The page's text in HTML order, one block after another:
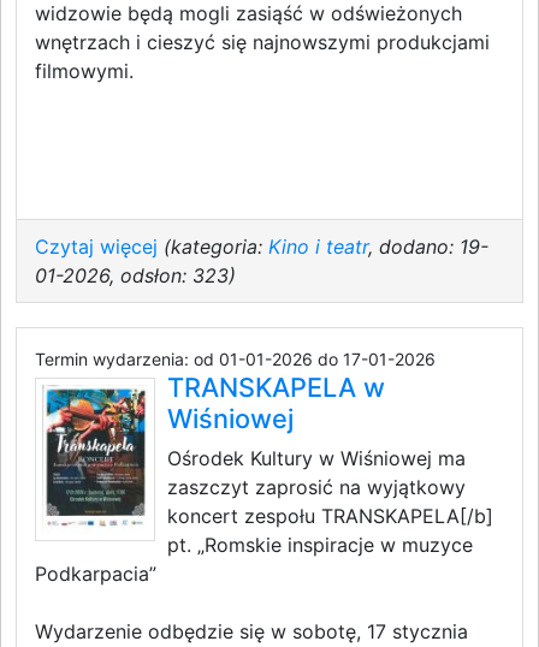
widzowie będą mogli zasiąść w odświeżonych
wnętrzach i cieszyć się najnowszymi produkcjami
filmowymi.
Czytaj więcej (kategoria: Kino i teatr, dodano: 19-
01-2026, odsłon: 323)
Termin wydarzenia: od 01-01-2026 do 17-01-2026
TRANSKAPELA w
Wiśniowej
Ośrodek Kultury w Wiśniowej ma
zaszczyt zaprosić na wyjątkowy
koncert zespołu TRANSKAPELA[/b]
pt. „Romskie inspiracje w muzyce
Podkarpacia”
Wydarzenie odbędzie się w sobotę, 17 stycznia